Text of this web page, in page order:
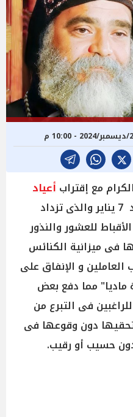
مع إقتراب أعياد
و الميلاد المجيد 7 يناير والذى تزداد
للعشور والنذور
فى ميزانية الكنائس
العاملين و الإنفاق على
ماديا" مما دفع بعض
فى التبرع من
دون وقوعها فى
حسيب أو رقيب.